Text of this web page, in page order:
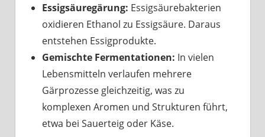
Essigsäuregärung: Essigsäurebakterien
oxidieren Ethanol zu Essigsäure. Daraus
entstehen Essigprodukte.
Gemischte Fermentationen: In vielen
Lebensmitteln verlaufen mehrere
Gärprozesse gleichzeitig, was zu
komplexen Aromen und Strukturen führt,
etwa bei Sauerteig oder Käse.